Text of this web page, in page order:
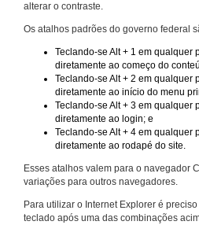
alterar o contraste.
Os atalhos padrões do governo federal
Teclando-se Alt + 1 em qualquer
diretamente ao começo do
Teclando-se Alt + 2 em qualquer
diretamente ao início do menu
Teclando-se Alt + 3 em qualquer
diretamente ao login; e
Teclando-se Alt + 4 em qualquer
diretamente ao rodapé do site.
Esses atalhos valem para o navegador
variações para outros navegadores.
Para utilizar o Internet Explorer é
teclado após uma das combinações